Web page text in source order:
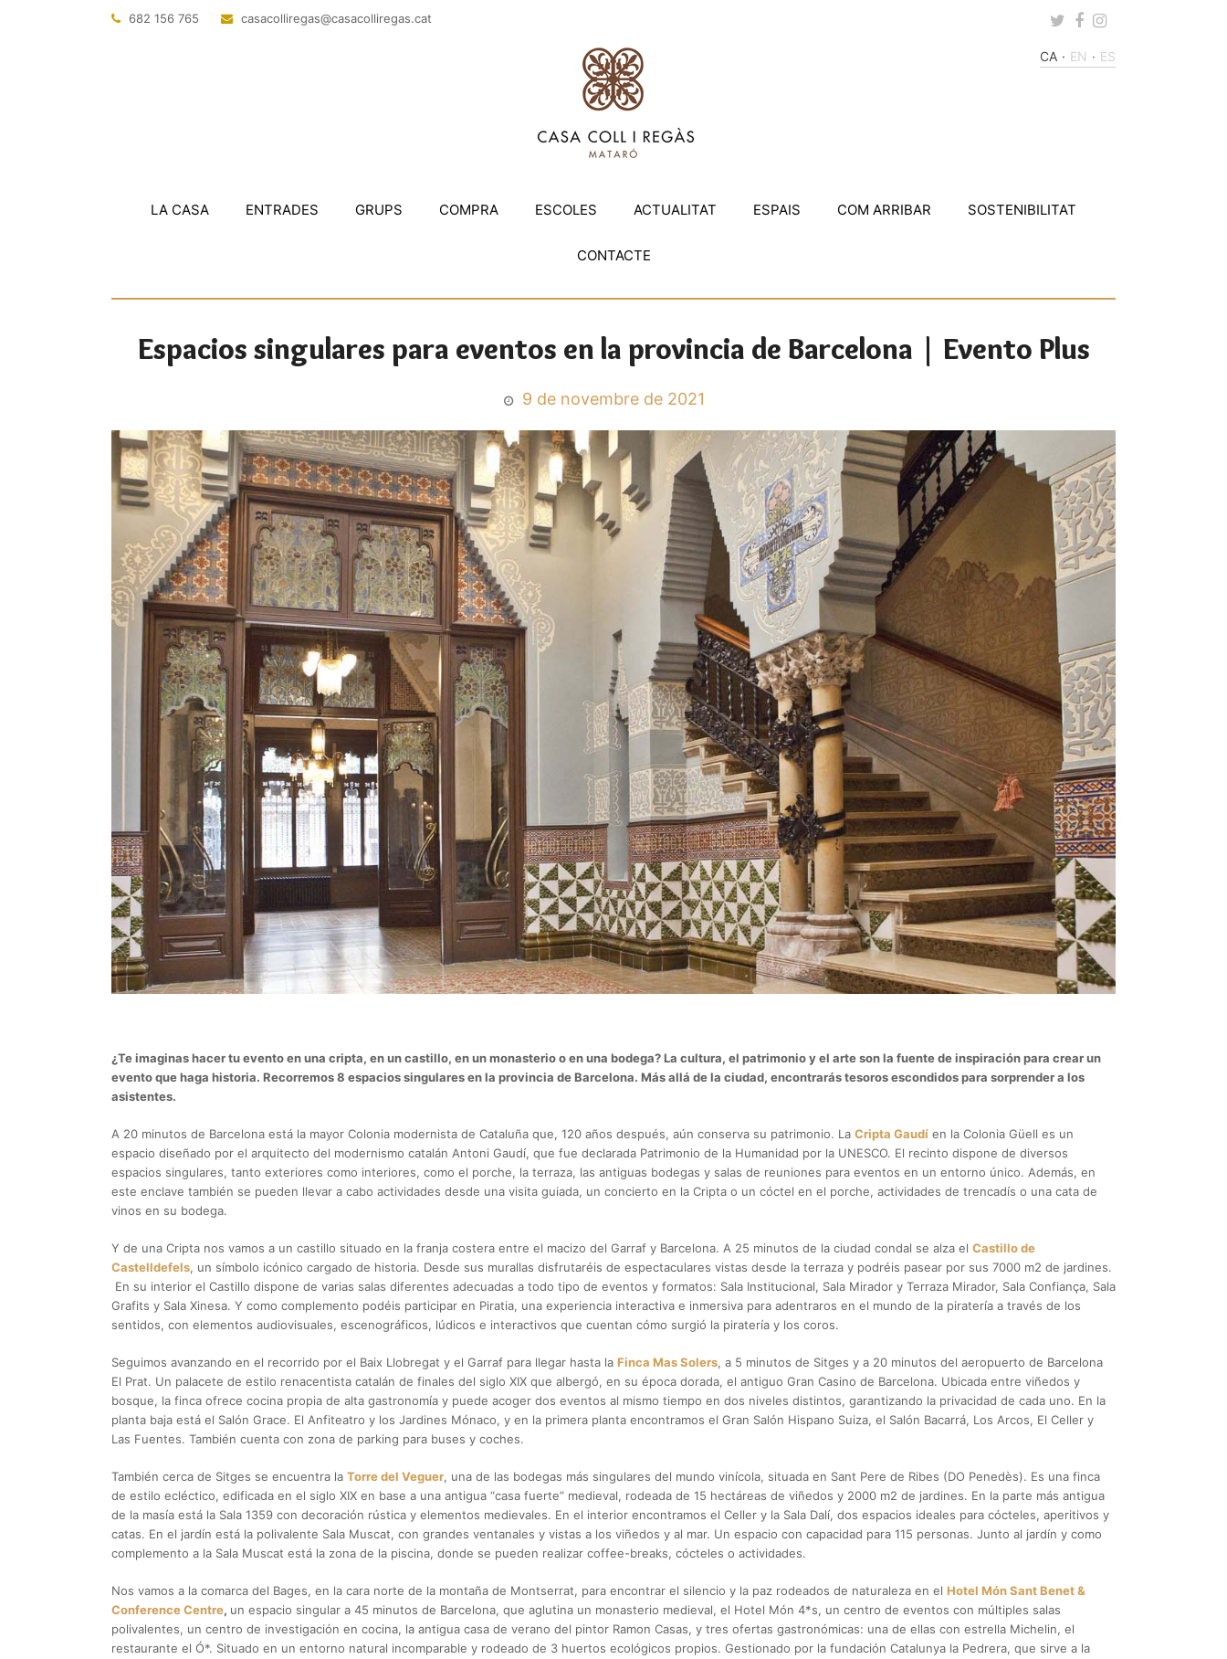
682 156 765 tac.sagerillocasac
@sagerillocasac Twitter
Facebook
Instagram
CA EN ES
LA CASA ENTRADES GRUPS COMPRA ESCOLES ACTUALITAT ESPAIS COM ARRIBAR SOSTENIBILITAT
CONTACTE
Espacios singulares para eventos en la provincia de Barcelona | Evento Plus
9 de novembre de 2021
¿Te imaginas hacer tu evento en una cripta, en un castillo, en un monasterio o en una bodega? La cultura, el patrimonio y el arte son la fuente de inspiración para crear un
evento que haga historia. Recorremos 8 espacios singulares en la provincia de Barcelona. Más allá de la ciudad, encontrarás tesoros escondidos para sorprender a los
asistentes.
A 20 minutos de Barcelona está la mayor Colonia modernista de Cataluña que, 120 años después, aún conserva su patrimonio. La Cripta Gaudí en la Colonia Güell es un
espacio diseñado por el arquitecto del modernismo catalán Antoni Gaudí, que fue declarada Patrimonio de la Humanidad por la UNESCO. El recinto dispone de diversos
espacios singulares, tanto exteriores como interiores, como el porche, la terraza, las antiguas bodegas y salas de reuniones para eventos en un entorno único. Además, en
este enclave también se pueden llevar a cabo actividades desde una visita guiada, un concierto en la Cripta o un cóctel en el porche, actividades de trencadís o una cata de
vinos en su bodega.
Y de una Cripta nos vamos a un castillo situado en la franja costera entre el macizo del Garraf y Barcelona. A 25 minutos de la ciudad condal se alza el Castillo de
Castelldefels, un símbolo icónico cargado de historia. Desde sus murallas disfrutaréis de espectaculares vistas desde la terraza y podréis pasear por sus 7000 m2 de jardines.
En su interior el Castillo dispone de varias salas diferentes adecuadas a todo tipo de eventos y formatos: Sala Institucional, Sala Mirador y Terraza Mirador, Sala Confiança, Sala
Grafits y Sala Xinesa. Y como complemento podéis participar en Piratia, una experiencia interactiva e inmersiva para adentraros en el mundo de la piratería a través de los
sentidos, con elementos audiovisuales, escenográficos, lúdicos e interactivos que cuentan cómo surgió la piratería y los coros.
Seguimos avanzando en el recorrido por el Baix Llobregat y el Garraf para llegar hasta la Finca Mas Solers, a 5 minutos de Sitges y a 20 minutos del aeropuerto de Barcelona
El Prat. Un palacete de estilo renacentista catalán de finales del siglo XIX que albergó, en su época dorada, el antiguo Gran Casino de Barcelona. Ubicada entre viñedos y
bosque, la finca ofrece cocina propia de alta gastronomía y puede acoger dos eventos al mismo tiempo en dos niveles distintos, garantizando la privacidad de cada uno. En la
planta baja está el Salón Grace. El Anfiteatro y los Jardines Mónaco, y en la primera planta encontramos el Gran Salón Hispano Suiza, el Salón Bacarrá, Los Arcos, El Celler y
Las Fuentes. También cuenta con zona de parking para buses y coches.
También cerca de Sitges se encuentra la Torre del Veguer, una de las bodegas más singulares del mundo vinícola, situada en Sant Pere de Ribes (DO Penedès). Es una finca
de estilo ecléctico, edificada en el siglo XIX en base a una antigua “casa fuerte” medieval, rodeada de 15 hectáreas de viñedos y 2000 m2 de jardines. En la parte más antigua
de la masía está la Sala 1359 con decoración rústica y elementos medievales. En el interior encontramos el Celler y la Sala Dalí, dos espacios ideales para cócteles, aperitivos y
catas. En el jardín está la polivalente Sala Muscat, con grandes ventanales y vistas a los viñedos y al mar. Un espacio con capacidad para 115 personas. Junto al jardín y como
complemento a la Sala Muscat está la zona de la piscina, donde se pueden realizar coffee-breaks, cócteles o actividades.
Nos vamos a la comarca del Bages, en la cara norte de la montaña de Montserrat, para encontrar el silencio y la paz rodeados de naturaleza en el Hotel Món Sant Benet &
Conference Centre, un espacio singular a 45 minutos de Barcelona, que aglutina un monasterio medieval, el Hotel Món 4*s, un centro de eventos con múltiples salas
polivalentes, un centro de investigación en cocina, la antigua casa de verano del pintor Ramon Casas, y tres ofertas gastronómicas: una de ellas con estrella Michelin, el
restaurante el Ó*. Situado en un entorno natural incomparable y rodeado de 3 huertos ecológicos propios. Gestionado por la fundación Catalunya la Pedrera, que sirve a la